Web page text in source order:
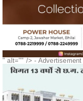
" alt="" />- Advertisement -